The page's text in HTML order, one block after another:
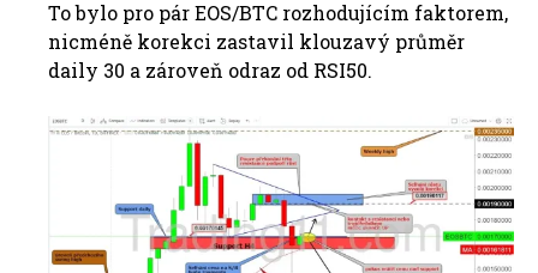
To bylo pro pár EOS/BTC rozhodujícím faktorem,
nicméně korekci zastavil klouzavý průměr
daily 30 a zároveň odraz od RSI50.